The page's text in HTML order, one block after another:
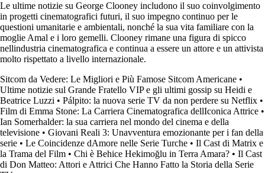
Le ultime notizie su George Clooney includono il suo coinvolgimento
in progetti cinematografici futuri, il suo impegno continuo per le
questioni umanitarie e ambientali, nonché la sua vita familiare con la
moglie Amal e i loro gemelli. Clooney rimane una figura di spicco
nellindustria cinematografica e continua a essere un attore e un attivista
molto rispettato a livello internazionale.
Sitcom da Vedere: Le Migliori e Più Famose Sitcom Americane •
Ultime notizie sul Grande Fratello VIP e gli ultimi gossip su Heidi e
Beatrice Luzzi • Pálpito: la nuova serie TV da non perdere su Netflix •
Film di Emma Stone: La Carriera Cinematografica dellIconica Attrice •
Ian Somerhalder: la sua carriera nel mondo del cinema e della
televisione • Giovani Reali 3: Unavventura emozionante per i fan della
serie • Le Coincidenze dAmore nelle Serie Turche • Il Cast di Matrix e
la Trama del Film • Chi è Behice Hekimoğlu in Terra Amara? • Il Cast
di Don Matteo: Attori e Attrici Che Hanno Fatto la Storia della Serie